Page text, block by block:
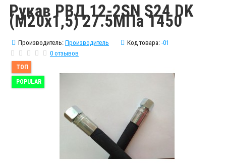
Рукав РВД 12-2SN S24 DK
(М20х1,5) 27.5МПа 1450
Производитель: Производитель Код товара: -01
0 отзывов
ТОП
POPULAR